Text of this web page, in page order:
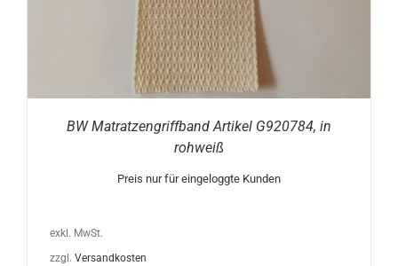
BW Matratzengriffband Artikel G920784, in
rohweiß
Preis nur für eingeloggte Kunden
exkl. MwSt.
zzgl. Versandkosten